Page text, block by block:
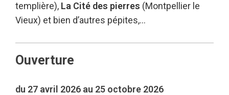
templière), La Cité des pierres (Montpellier le
Vieux) et bien d’autres pépites,…
Ouverture
du 27 avril 2026 au 25 octobre 2026